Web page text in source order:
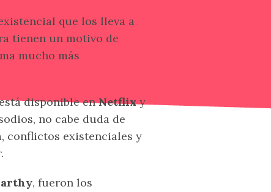
que los lleva a
tienen un motivo de
mucho más
disponible enNetflixy
no cabe duda de
conflictos existenciales y
, fueron los